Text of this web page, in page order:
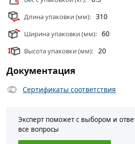
Длина упаковки (мм): 310
Ширина упаковки (мм): 60
Высота упаковки (мм): 20
Документация
Сертификаты соответствия
Эксперт поможет с выбором и
все вопросы